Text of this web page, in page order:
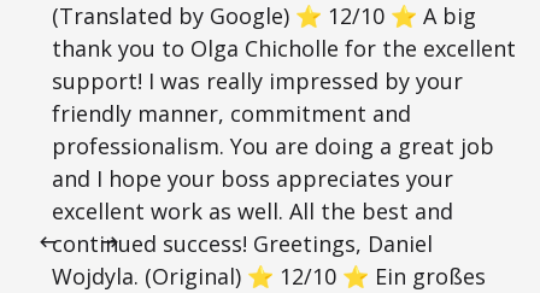
(Translated by Google) ⭐ 12/10 ⭐ A big
thank you to Olga Chicholle for the excellent
support! I was really impressed by your
friendly manner, commitment and
professionalism. You are doing a great job
and I hope your boss appreciates your
excellent work as well. All the best and
continued success! Greetings, Daniel
Wojdyla. (Original) ⭐ 12/10 ⭐ Ein großes